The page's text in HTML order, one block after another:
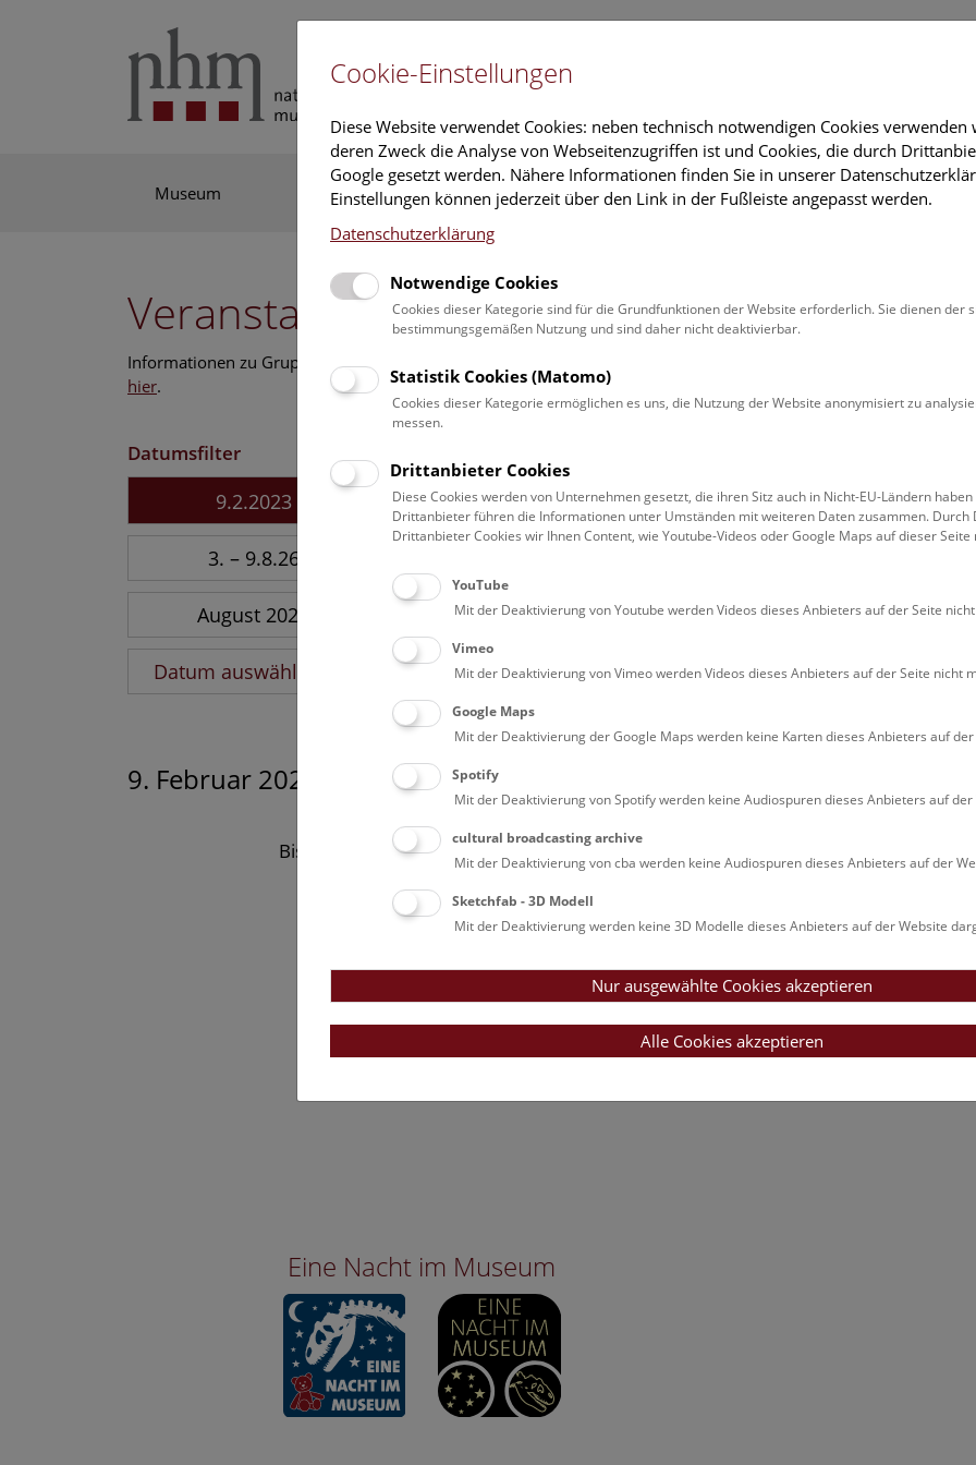
Museum Ausstellung Forschung Führungen & Aktivitäten Deck 50
Veranstaltungskalender
Informationen zu Gruppen,- Kindergarten- und Schulprogrammen finden Sie
hier.
Datumsfilter
9.2.2023
3. – 9.8.26
August 2026
Datum auswählen
Erwachsene (0)
Familien (0)
Führungen &
Kulinarik &
9. Februar 2023
Bisher keine Ergebnisse. Dienstags ist das NHM Wien in der Regel geschlossen.
Eine Nacht im Museum
Cookie-Einstellungen
Diese Website verwendet Cookies: neben technisch notwendigen Cookies verwenden
deren Zweck die Analyse von Webseitenzugriffen ist und Cookies, die durch
Google gesetzt werden. Nähere Informationen finden Sie in unserer
Einstellungen können jederzeit über den Link in der Fußleiste angepasst werden.
Datenschutzerklärung
Notwendige Cookies
Cookies dieser Kategorie sind für die Grundfunktionen der Website erforderlich. Sie dienen der
bestimmungsgemäßen Nutzung und sind daher nicht deaktivierbar.
Statistik Cookies (Matomo)
Cookies dieser Kategorie ermöglichen es uns, die Nutzung der Website anonymisiert zu
messen.
Drittanbieter Cookies
Diese Cookies werden von Unternehmen gesetzt, die ihren Sitz auch in Nicht-EU-Ländern haben
Drittanbieter führen die Informationen unter Umständen mit weiteren Daten zusammen. Durch
Drittanbieter Cookies wir Ihnen Content, wie Youtube-Videos oder Google Maps auf dieser
YouTube
Mit der Deaktivierung von Youtube werden Videos dieses Anbieters auf der Seite
Vimeo
Mit der Deaktivierung von Vimeo werden Videos dieses Anbieters auf der Seite nicht
Google Maps
Mit der Deaktivierung der Google Maps werden keine Karten dieses Anbieters auf
Spotify
Mit der Deaktivierung von Spotify werden keine Audiospuren dieses Anbieters auf
cultural broadcasting archive
Mit der Deaktivierung von cba werden keine Audiospuren dieses Anbieters auf der
Sketchfab - 3D Modell
Mit der Deaktivierung werden keine 3D Modelle dieses Anbieters auf der Website
Nur ausgewählte Cookies akzeptieren
Alle Cookies akzeptieren